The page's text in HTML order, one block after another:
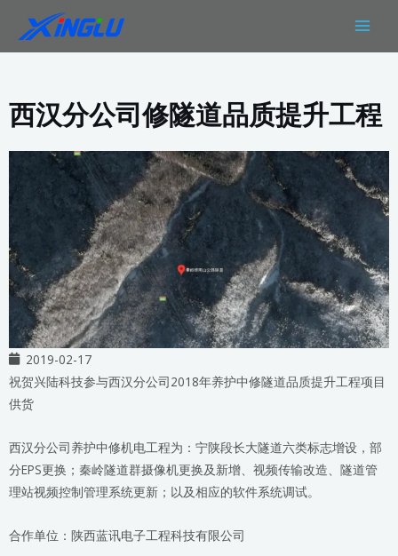
内
西汉分公司修隧道品质提升工程
2019-02-17
祝贺兴陆科技参与西汉分公司2018年养护中修隧道品质提升工程项目
供货
西汉分公司养护中修机电工程为：宁陕段长大隧道六类标志增设，部
分EPS更换；秦岭隧道群摄像机更换及新增、视频传输改造、隧道管
理站视频控制管理系统更新；以及相应的软件系统调试。
合作单位：陕西蓝讯电子工程科技有限公司